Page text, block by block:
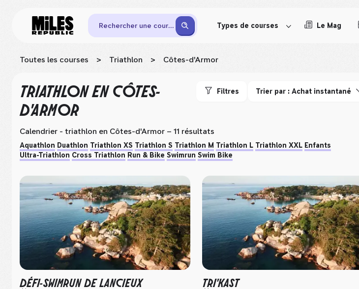
Rechercher une course Types de courses Le Mag
Toutes les courses > Triathlon > Côtes-d'Armor
TRIATHLONEN CÔTES-
D'ARMOR
Filtres Trier par : Achat instantané
Calendrier - triathlon en Côtes-d'Armor – 11 résultats
Aquathlon Duathlon Triathlon XS Triathlon S Triathlon M Triathlon L Triathlon XXL Enfants
Ultra-Triathlon Cross Triathlon Run & Bike Swimrun Swim Bike
DÉFI-SWIMRUN DE LANCIEUX TRI'KAST